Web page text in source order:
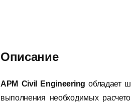
Описание
APM Civil Engineeringобладает
выполнения необходимых